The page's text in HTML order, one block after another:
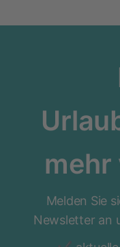
mehr
Melden Sie
Newsletter an